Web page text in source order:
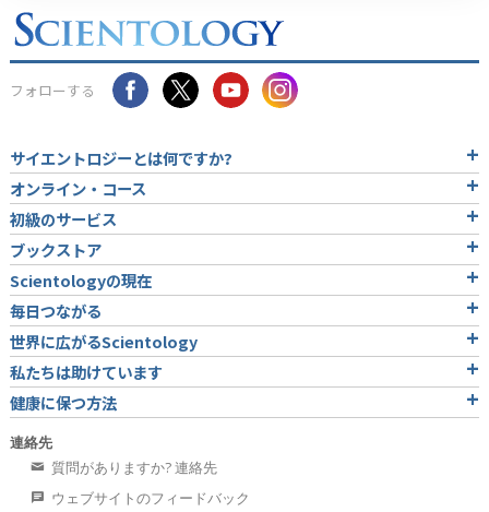
フォローする
サイエントロジーとは何ですか?
オンライン・コース
初級のサービス
ブックストア
Scientologyの現在
毎日つながる
世界に広がるScientology
私たちは助けています
健康に保つ方法
連絡先
質問がありますか? 連絡先
ウェブサイトのフィードバック